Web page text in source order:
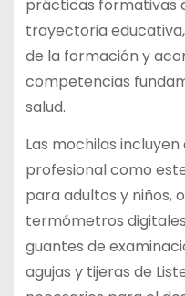
prácticas formativas
trayectoria
de la formación y
competencias
salud.
Las mochilas
profesional como
para adultos y niños,
termómetros
guantes de
agujas y tijeras de